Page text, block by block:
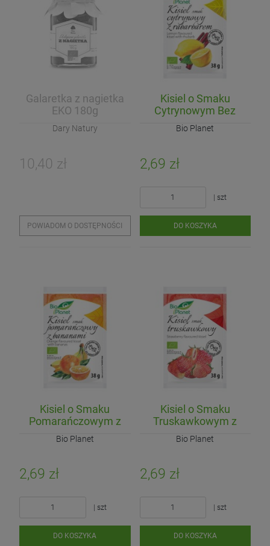
Galaretka z nagietka
EKO 180g
Dary Natury
10,40 zł
POWIADOM O DOSTĘPNOŚCI
Kisiel o Smaku
Cytrynowym Bez
Cukru BIO 38g
Bio Planet
2,69 zł
| szt
DO KOSZYKA
Kisiel o Smaku
Pomarańczowym z
Bananami Bez Cukru
BIO 38g
Bio Planet
2,69 zł
| szt
DO KOSZYKA
Kisiel o Smaku
Truskawkowym z
Truskawkami Bez
Cukru BIO 38g
Bio Planet
2,69 zł
| szt
DO KOSZYKA